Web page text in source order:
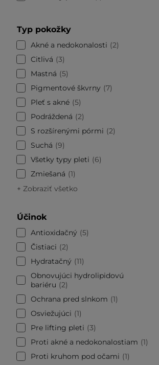
Typ pokožky
Akné a nedokonalosti
2
Citlivá
3
Mastná
5
Pigmentové škvrny
7
Pleť s akné 5
Podráždená
2
S rozšírenými pórmi
2
Suchá
9
Všetky typy pleti
6
Zmiešaná
1
+ Zobraziť všetko
Účinok
Antioxidačný
5
Čistiaci
2
Hydratačný
11
Obnovujúci hydrolipidovú
bariéru
2
Ochrana pred slnkom
1
Osviežujúci
1
Pre lifting pleti
3
Proti akné a nedokonalostiam
1
Proti kruhom pod očami
1